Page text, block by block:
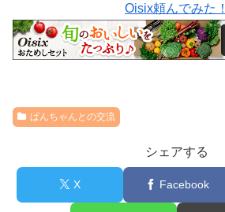
Oisix頼んでみた！
ぱんちゃんとの交流
シェアする
X Facebook